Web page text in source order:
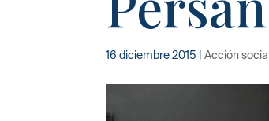
16 diciembre 2015 |Acción social